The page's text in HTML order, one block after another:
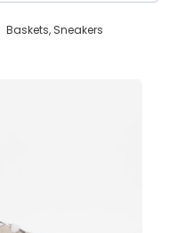
Baskets, Sneakers